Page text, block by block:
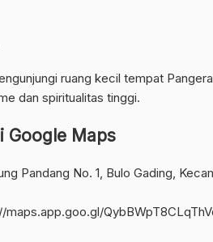
ruang kecil tempat
dan spiritualitas tinggi.
Google Maps
Pandang No. 1, Bulo Gading,
maps.app.goo.gl/